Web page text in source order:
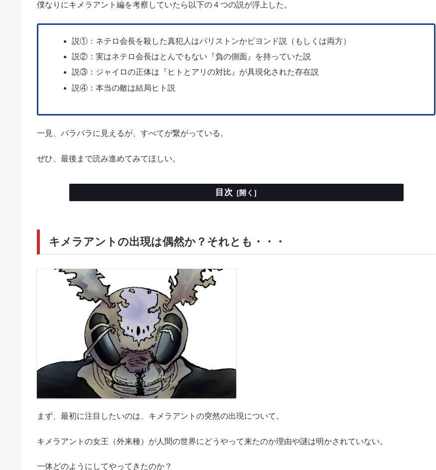
僕なりにキメラアント編を考察していたら以下の４つの説が浮上した。
説①：ネテロ会長を殺した真犯人はパリストンかビヨンド説（もしくは両方）
説②：実はネテロ会長はとんでもない『負の側面』を持っていた説
説③：ジャイロの正体は『ヒトとアリの対比』が具現化された存在説
説④：本当の敵は結局ヒト説
一見、バラバラに見えるが、すべてが繋がっている。
ぜひ、最後まで読み進めてみてほしい。
目次
キメラアントの出現は偶然か？それとも・・・
まず、最初に注目したいのは、キメラアントの突然の出現について。
キメラアントの女王（外来種）が人間の世界にどうやって来たのか理由や謎は明かされていない。
一体どのようにしてやってきたのか？